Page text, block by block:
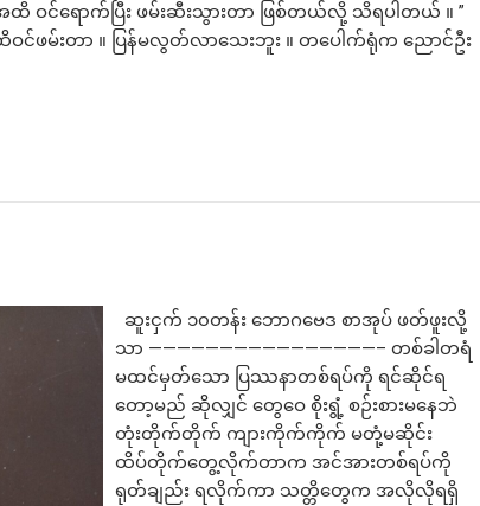
ဝင်ရောက်ပြီး ဖမ်းဆီးသွားတာ ဖြစ်တယ်လို့ သိရပါတယ် ။ ”
ဖမ်းတာ ။ ပြန်မလွတ်လာသေးဘူး ။ တပေါက်ရုံက ညောင်ဦး
ဆူးငှက် ၁၀တန်း ဘောဂဗေဒ စာအုပ် ဖတ်ဖူးလို့
သာ ————————————————– တစ်ခါတရံ
မထင်မှတ်သော ပြဿနာတစ်ရပ်ကို ရင်ဆိုင်ရ
တော့မည် ဆိုလျှင် တွေဝေ စိုးရွံ့ စဉ်းစားမနေဘဲ
တုံးတိုက်တိုက် ကျားကိုက်ကိုက် မတုံ့မဆိုင်း
ထိပ်တိုက်တွေ့လိုက်တာက အင်အားတစ်ရပ်ကို
ရုတ်ချည်း ရလိုက်ကာ သတ္တိတွေက အလိုလိုရရှိ